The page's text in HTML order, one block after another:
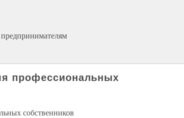
профессиональных
собственников